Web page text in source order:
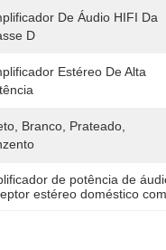
De Áudio HIFI Da
D
Estéreo De Alta
Branco, Prateado,
de potência de
estéreo doméstico